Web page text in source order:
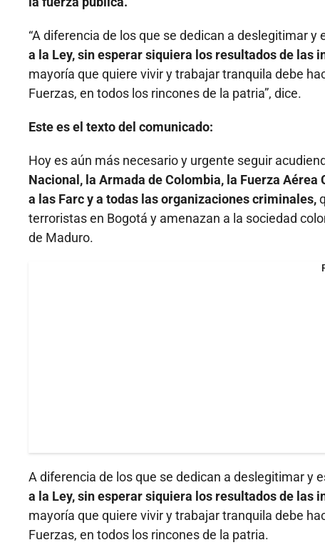
“A diferencia de los que se dedican a deslegitimar y
a la Ley, sin esperar siquiera los resultados de las
mayoría que quiere vivir y trabajar tranquila debe
Fuerzas, en todos los rincones de la patria”, dice.
Este es el texto del comunicado:
Hoy es aún más necesario y urgente seguir
Nacional, la Armada de Colombia, la Fuerza
a las Farc y a todas las organizaciones criminales,
terroristas en Bogotá y amenazan a la sociedad
de Maduro.
A diferencia de los que se dedican a deslegitimar y
a la Ley, sin esperar siquiera los resultados de las
mayoría que quiere vivir y trabajar tranquila debe
Fuerzas, en todos los rincones de la patria.